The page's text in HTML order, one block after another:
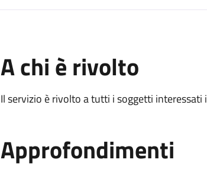
A chi è rivolto
Il servizio è rivolto a tutti i soggetti interessati
Approfondimenti